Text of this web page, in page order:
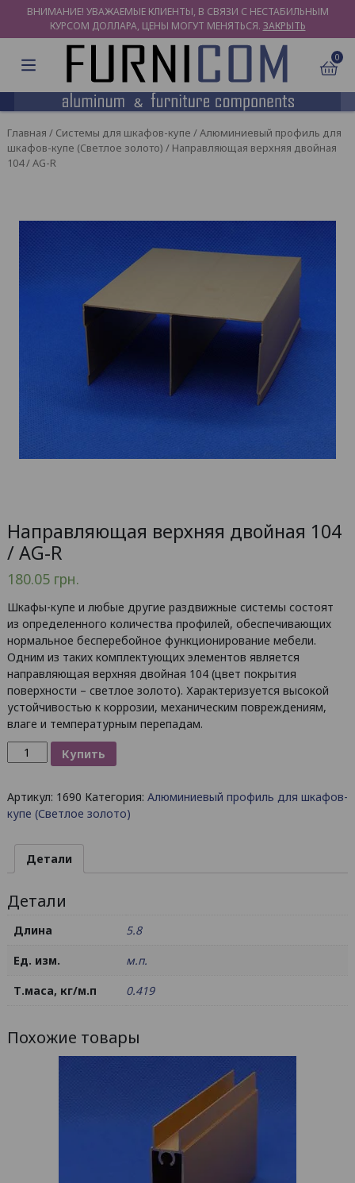
ВНИМАНИЕ! УВАЖАЕМЫЕ КЛИЕНТЫ, В СВЯЗИ С НЕСТАБИЛЬНЫМ
КУРСОМ ДОЛЛАРА, ЦЕНЫ МОГУТ МЕНЯТЬСЯ. ЗАКРЫТЬ
0
Главная / Системы для шкафов-купе /Алюминиевый профиль для
шкафов-купе (Светлое золото) / Направляющая верхняя двойная
104 / AG-R
Направляющая верхняя двойная 104
/ AG-R
180.05 грн.
Шкафы-купе и любые другие раздвижные системы состоят
из определенного количества профилей, обеспечивающих
нормальное бесперебойное функционирование мебели.
Одним из таких комплектующих элементов является
направляющая верхняя двойная 104 (цвет покрытия
поверхности – светлое золото). Характеризуется высокой
устойчивостью к коррозии, механическим повреждениям,
влаге и температурным перепадам.
Количество
товара
верхняя
двойная
Купить
Артикул: 1690 Категория: Алюминиевый профиль для шкафов-
купе (Светлое золото)
Детали
Детали
Длина
5.8
Ед. изм.
м.п.
Т.маса, кг/м.п
0.419
Похожие товары